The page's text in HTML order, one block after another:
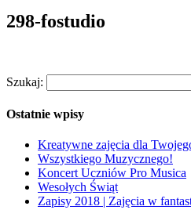
298-fostudio
Szukaj:
Ostatnie wpisy
Kreatywne zajęcia dla
Wszystkiego Muzycznego!
Koncert Uczniów Pro Musica
Wesołych Świąt
Zapisy 2018 | Zajęcia w